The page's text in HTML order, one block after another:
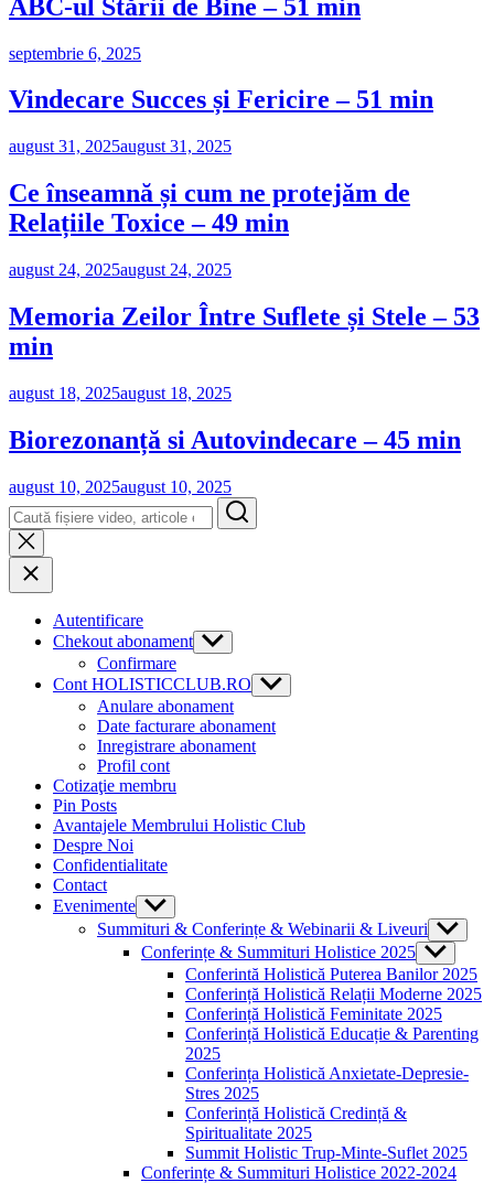
ABC-ul Stării de Bine – 51 min
septembrie 6, 2025
Vindecare Succes și Fericire – 51 min
august 31, 2025august 31, 2025
Ce înseamnă și cum ne protejăm de
Relațiile Toxice – 49 min
august 24, 2025august 24, 2025
Memoria Zeilor Între Suflete și Stele – 53
min
august 18, 2025august 18, 2025
Biorezonanță si Autovindecare – 45 min
august 10, 2025august 10, 2025
Search
Autentificare
Chekout abonament Show
sub
Confirmare
Cont HOLISTICCLUB.RO Show
sub
Anulare abonament
Date facturare abonament
Inregistrare abonament
Profil cont
Cotizaţie membru
Pin Posts
Avantajele Membrului Holistic Club
Despre Noi
Confidentialitate
Contact
Evenimente Show
sub
menu
Summituri & Conferințe & Webinarii & Liveuri Show
sub
menu
Conferințe & Summituri Holistice 2025 Show
sub
menu
Conferintă Holistică Puterea Banilor 2025
Conferință Holistică Relații Moderne 2025
Conferință Holistică Feminitate 2025
Conferință Holistică Educație & Parenting
2025
Conferința Holistică Anxietate-Depresie-
Stres 2025
Conferință Holistică Credință &
Spiritualitate 2025
Summit Holistic Trup-Minte-Suflet 2025
Conferințe & Summituri Holistice 2022-2024